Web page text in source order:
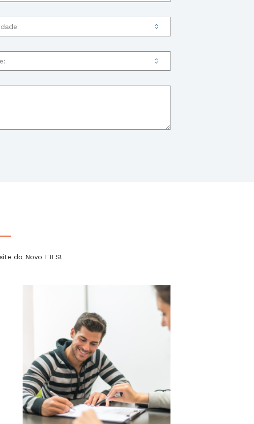
do Novo FIES!